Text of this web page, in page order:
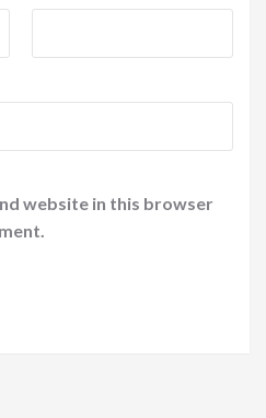
website in this browser